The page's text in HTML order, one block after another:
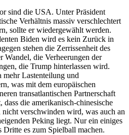
sind die USA. Unter Präsident
Verhältnis massiv ver­schlechtert
sollte er wiedergewählt werden.
Biden wird es kein Zurück in
stehen die Zerrissenheit des
Wandel, die Ver­heerungen der
die Trump hinterlassen wird.
Lasten­teilung und
was mit dem europäischen
transatlantischen Partnerschaft
dass die amerikanisch-chinesische
verschwinden wird, was auch an
Peking liegt. Nur ein einiges
Dritte es zum Spielball machen.